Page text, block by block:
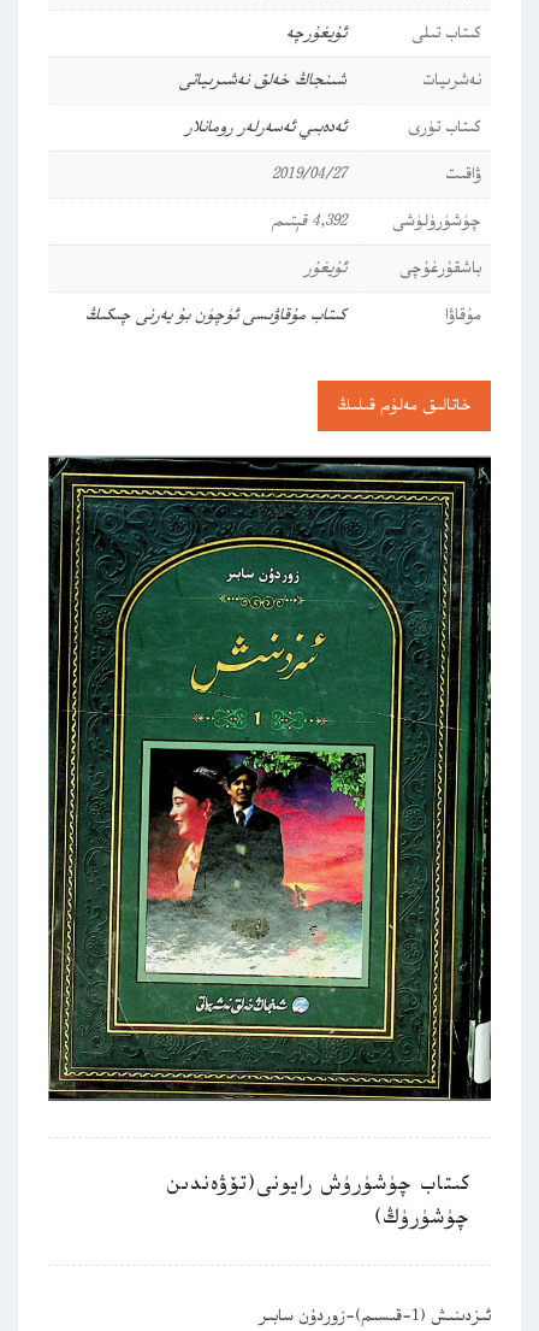
كىتاب تىلى
ئۇيغۇرچە
نەشرىيات
شىنجاڭ خەلق نەشىرىياتى
كىتاب تۈرى
ئەدەبىي ئەسەرلەر رومانلار
ۋاقىت
2019/04/27
چۈشۈرۈلۈشى
4,392 قېتىم
باشقۇرغۇچى
ئۇيغۇر
مۇقاۋا
كىتاب مۇقاۋىسى ئۈچۈن بۇ يەرنى چىكىڭ
خاتالىق مەلۇم قىلىڭ
كىتاب چۈشۈرۈش رايونى(تۆۋەندىن
چۈشۈرۈڭ)
ئىزدىنىش (1-قىسىم)-زوردۇن سابىر